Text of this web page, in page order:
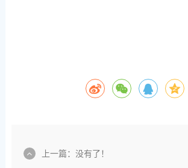
上一篇：没有了！